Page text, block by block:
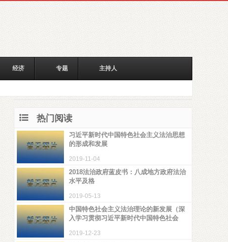
经济 专题 主持人
热门阅读
习近平新时代中国特色社会主义法治思想
的形成和发展
2019-11-04
2018法治政府蓝皮书：八成地方政府法治
水平及格
2019-05-13
中国特色社会主义法治理论的新发展（深
入学习贯彻习近平新时代中国特色社会
2019-12-23